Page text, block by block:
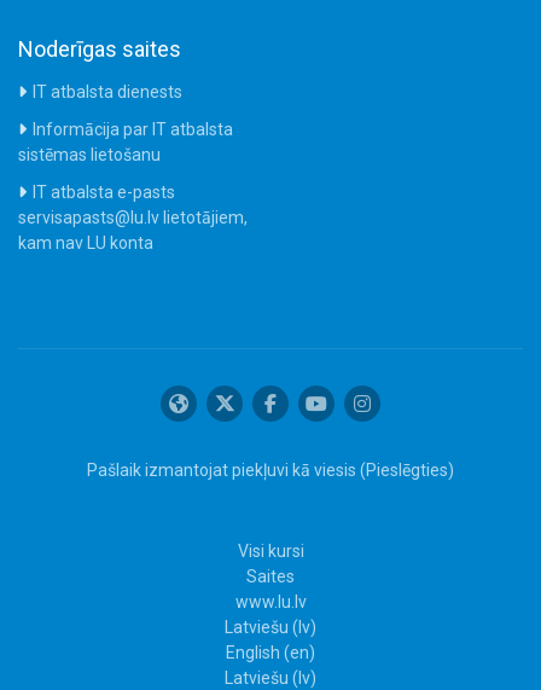
Noderīgas saites
IT atbalsta dienests
Informācija par IT atbalsta
sistēmas lietošanu
IT atbalsta e-pasts
servisapasts@lu.lv lietotājiem,
kam nav LU konta
Pašlaik izmantojat piekļuvi kā viesis (Pieslēgties)
Visi kursi
Saites
www.lu.lv
Latviešu ‎(lv)‎
English ‎(en)‎
Latviešu ‎(lv)‎